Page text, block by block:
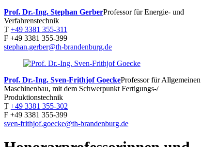
Prof. Dr.-Ing. Stephan GerberProfessor für Energie- und
Verfahrenstechnik
T +49 3381 355-311
F +49 3381 355-399
stephan.gerber@th-brandenburg.de
Prof. Dr.-Ing. Sven-FrithjofGoeckeProfessor für Allgemeinen
Maschinenbau, mit dem Schwerpunkt Fertigungs-/
Produktionstechnik
T +49 3381 355-302
F +49 3381 355-399
sven-frithjof.goecke@th-brandenburg.de